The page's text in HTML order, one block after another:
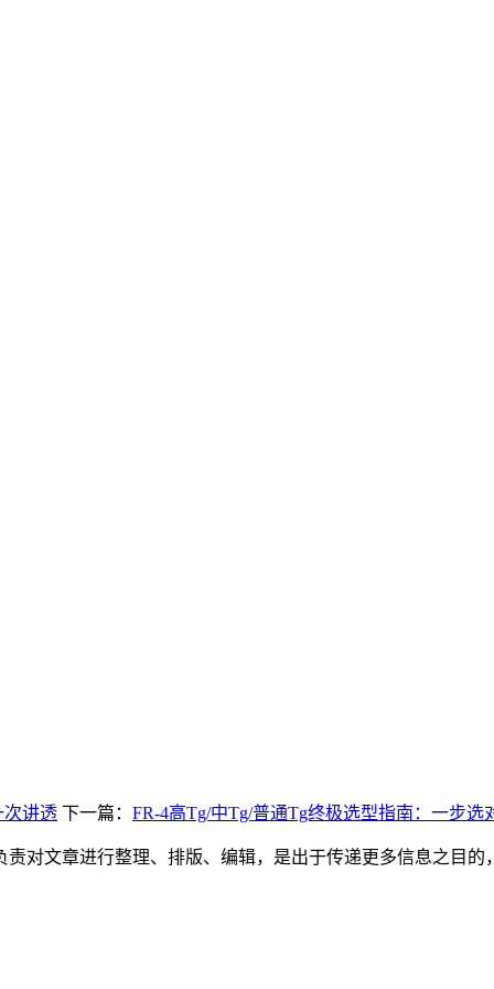
次讲透 下一篇： FR-4高Tg/中Tg/普通Tg终极选型指南：一步选
对文章进行整理、排版、编辑，是出于传递更多信息之目